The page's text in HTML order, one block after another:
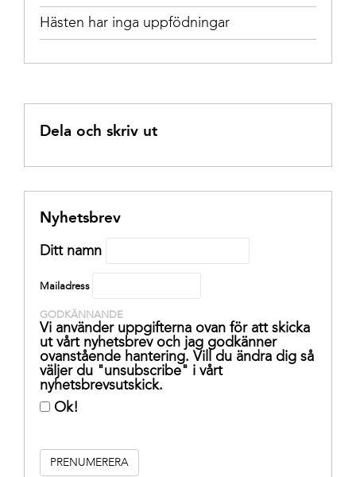
Hästen har inga uppfödningar
Dela och skriv ut
Nyhetsbrev
Ditt namn
Mailadress
GODKÄNNANDE
Vi använder uppgifterna ovan för att skicka
ut vårt nyhetsbrev och jag godkänner
ovanstående hantering. Vill du ändra dig så
väljer du "unsubscribe" i vårt
nyhetsbrevsutskick.
Ok!